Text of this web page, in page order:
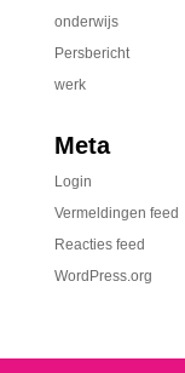
onderwijs
Persbericht
werk
Meta
Login
Vermeldingen feed
Reacties feed
WordPress.org